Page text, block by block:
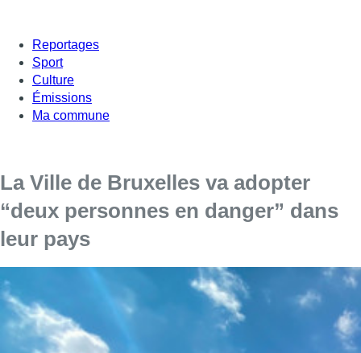
Reportages
Sport
Culture
Émissions
Ma commune
La Ville de Bruxelles va adopter
“deux personnes en danger” dans
leur pays